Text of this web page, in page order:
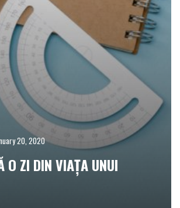
20, 2020
O ZI DIN VIAȚA UNUI